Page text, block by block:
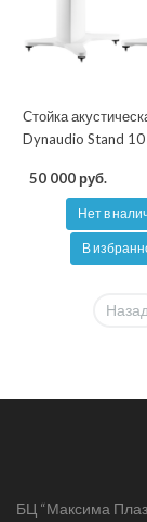
Стойка
Dynaudio Stand
50 000 руб.
Нет в
В
Назад
БЦ “Максима